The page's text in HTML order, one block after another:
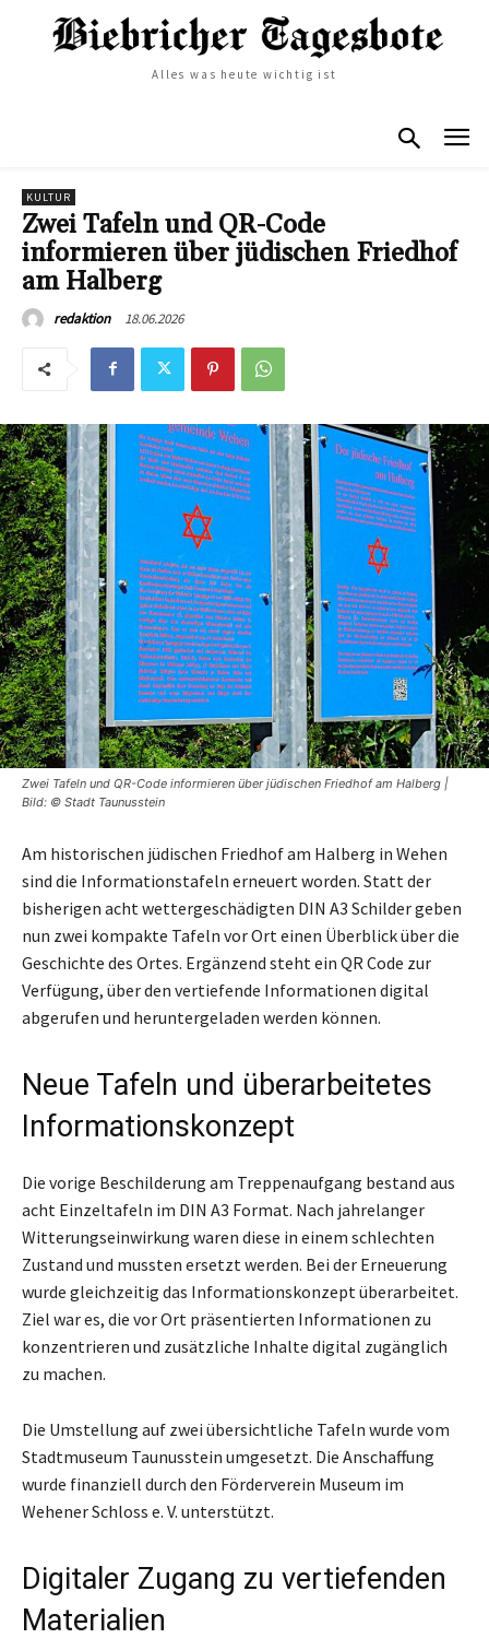
Alles was heute wichtig ist
KULTUR
Zwei Tafeln und QR-Code
informieren über jüdischen Friedhof
am Halberg
redaktion 18.06.2026
Zwei Tafeln und QR-Code informieren über jüdischen Friedhof am Halberg |
Bild: © Stadt Taunusstein
Am historischen jüdischen Friedhof am Halberg in Wehen
sind die Informationstafeln erneuert worden. Statt der
bisherigen acht wettergeschädigten DIN A3 Schilder geben
nun zwei kompakte Tafeln vor Ort einen Überblick über die
Geschichte des Ortes. Ergänzend steht ein QR Code zur
Verfügung, über den vertiefende Informationen digital
abgerufen und heruntergeladen werden können.
Neue Tafeln und überarbeitetes
Informationskonzept
Die vorige Beschilderung am Treppenaufgang bestand aus
acht Einzeltafeln im DIN A3 Format. Nach jahrelanger
Witterungseinwirkung waren diese in einem schlechten
Zustand und mussten ersetzt werden. Bei der Erneuerung
wurde gleichzeitig das Informationskonzept überarbeitet.
Ziel war es, die vor Ort präsentierten Informationen zu
konzentrieren und zusätzliche Inhalte digital zugänglich
zu machen.
Die Umstellung auf zwei übersichtliche Tafeln wurde vom
Stadtmuseum Taunusstein umgesetzt. Die Anschaffung
wurde finanziell durch den Förderverein Museum im
Wehener Schloss e. V. unterstützt.
Digitaler Zugang zu vertiefenden
Materialien